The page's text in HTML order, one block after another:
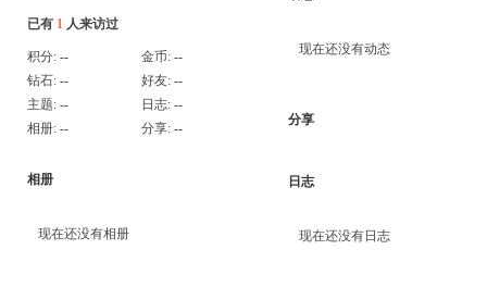
已有 1 人来访过
积分: -- 金币: --
钻石: -- 好友: --
主题: -- 日志: --
相册: -- 分享: --
相册
现在还没有相册
现在还没有动态
分享
日志
现在还没有日志